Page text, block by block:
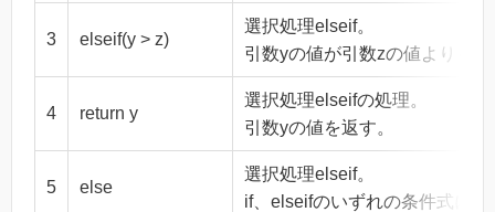
3 elseif(y > z)
選択処理elseif。
引数yの値が引数zの値よりも
4 return y
選択処理elseifの処理。
引数yの値を返す。
5 else
選択処理elseif。
if、elseifのいずれの条件式に